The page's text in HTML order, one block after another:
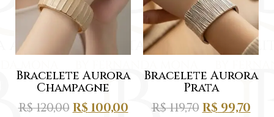
Bracelete Aurora
Champagne
R$120,00 R$ 100,00
Bracelete Aurora
Prata
R$119,70 R$ 99,70